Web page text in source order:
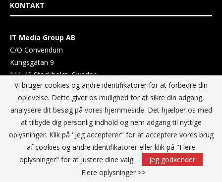
KONTAKT
IT Media Group AB
C/O Convendum
Kungsgatan 9
111 43 Stockholm, Sweden
E-mail:info@itmediagroup.se
TEAM
Ansvarlig udgiver og Direktør:
Annika Guldroth
annika@itmediagroup.se
Vi bruger cookies og andre identifikatorer for at forbedre din
oplevelse. Dette giver os mulighed for at sikre din adgang,
analysere dit besøg på vores hjemmeside. Det hjælper os med
at tilbyde dig personlig indhold og nem adgang til nyttige
oplysninger. Klik på "Jeg accepterer" for at acceptere vores brug
af cookies og andre identifikatorer eller klik på "Flere
oplysninger" for at justere dine valg.
jeg godkender
Flere oplysninger >>